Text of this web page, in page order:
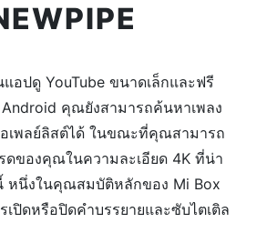
แอปดู YouTube ขนาดเล็กและฟรี
คุณยังสามารถค้นหาเพลง
เพลย์ลิสต์ได้ ในขณะที่คุณสามารถ
ดของคุณในความละเอียด 4K ที่น่า
หนึ่งในคุณสมบัติหลักของ Mi Box
เปิดหรือปิดคำบรรยายและซับไตเติล